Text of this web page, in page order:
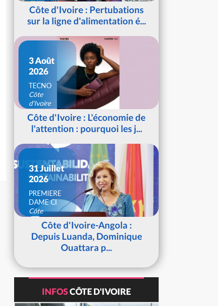
Côte d'Ivoire : Pertubations
sur la ligne d'alimentation é...
3 Août
2026
TECNO
Côte
d'Ivoire
Côte d'Ivoire : L'économie de
l'attention : pourquoi les j...
31 Juillet
2026
PREMIERE
DAME CI
Côte
d'IvoireCôte d'Ivoire-Angola :
Depuis Luanda, Dominique
Ouattara p...
INFOSCÔTE D'IVOIRE